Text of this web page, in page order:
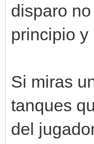
disparo
principio
Si miras
tanques
del